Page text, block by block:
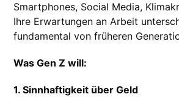
Smartphones, Social Media,
Ihre Erwartungen an Arbeit
fundamental von früheren
Was Gen Z will:
1. Sinnhaftigkeit über Geld